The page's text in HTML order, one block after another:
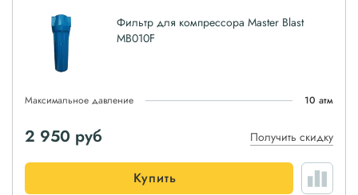
Фильтр для компрессора Master Blast
MB010F
Максимальное давление 10 атм
2 950 руб Получить скидку
Купить